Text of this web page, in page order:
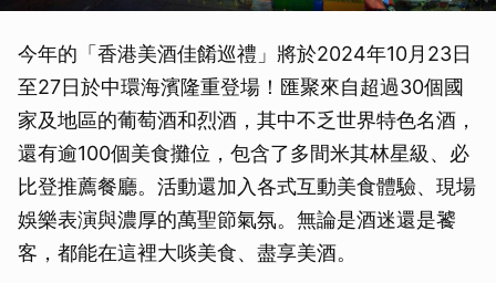
今年的「香港美酒佳餚巡禮」將於2024年10月23日
至27日於中環海濱隆重登場！匯聚來自超過30個國
家及地區的葡萄酒和烈酒，其中不乏世界特色名酒，
還有逾100個美食攤位，包含了多間米其林星級、必
比登推薦餐廳。活動還加入各式互動美食體驗、現場
娛樂表演與濃厚的萬聖節氣氛。無論是酒迷還是饕
客，都能在這裡大啖美食、盡享美酒。